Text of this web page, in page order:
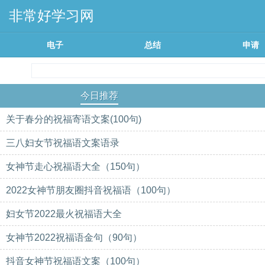
非常好学习网
电子 总结 申请
今日推荐
关于春分的祝福寄语文案(100句)
三八妇女节祝福语文案语录
女神节走心祝福语大全（150句）
2022女神节朋友圈抖音祝福语（100句）
妇女节2022最火祝福语大全
女神节2022祝福语金句（90句）
抖音女神节祝福语文案（100句）